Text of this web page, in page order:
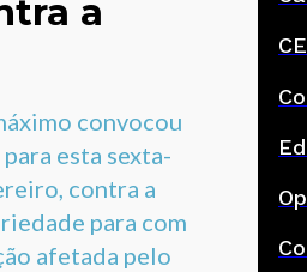
a
convocou
esta sexta-
contra a
para com
afetada pelo